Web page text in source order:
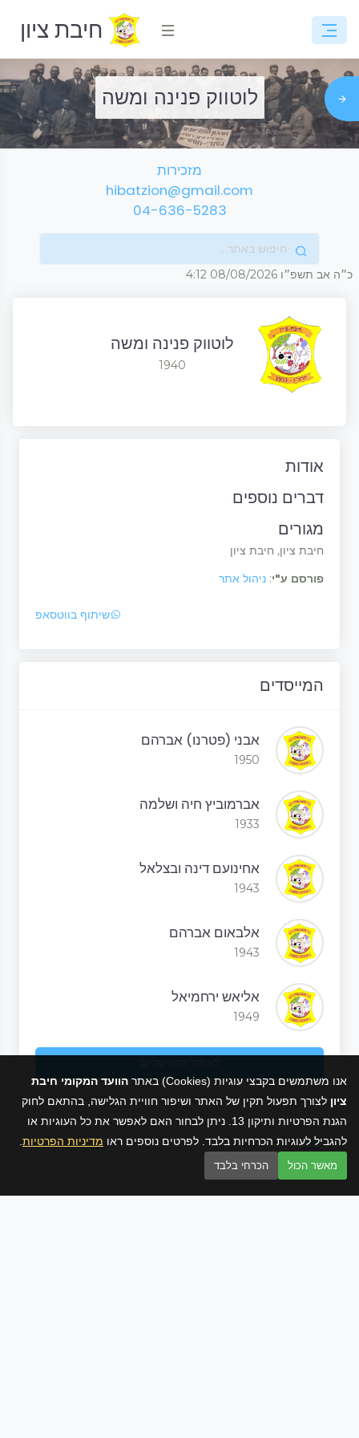
אנו משתמשים בקבצי עוגיות (Cookies) באתר
הוועד המקומי חיבת
ציון לצורך תפעול תקין של האתר ושיפור חוויית הגלישה, בהתאם לחוק
הגנת הפרטיות ותיקון 13. ניתן לבחור האם לאפשר את כל העוגיות או
להגביל לעוגיות הכרחיות בלבד. לפרטים נוספים ראו מדיניות הפרטיות
מאשר הכול הכרחי בלבד
חיבת ציון
לוטווק פנינה ומשה
מזכירות
hibatzion@gmail.com
04-636-5283
כ״ה אב תשפ״ו 08/08/2026
4:12
לוטווק פנינה ומשה
1940
אודות
דברים נוספים
מגורים
חיבת ציון, חיבת ציון
פורסם ע"י: ניהול אתר
שיתוף בווטסאפ
המייסדים
אבני (פטרנו) אברהם
1950
אברמוביץ חיה ושלמה
1933
אחינועם דינה ובצלאל
1943
אלבאום אברהם
1943
אליאש ירחמיאל
1949